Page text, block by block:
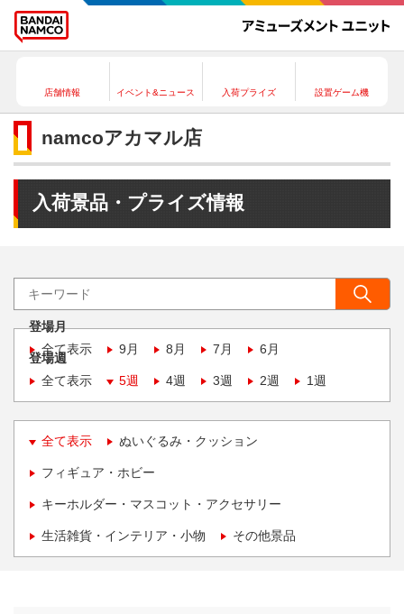
店舗情報 イベント&ニュース 入荷プライズ 設置ゲーム機
namcoアカマル店
入荷景品・プライズ情報
登場月
全て表示
9月 8月 7月 6月
登場週
全て表示
5週 4週 3週 2週 1週
全て表示 ぬいぐるみ・クッション
フィギュア・ホビー
キーホルダー・マスコット・アクセサリー
生活雑貨・インテリア・小物 その他景品